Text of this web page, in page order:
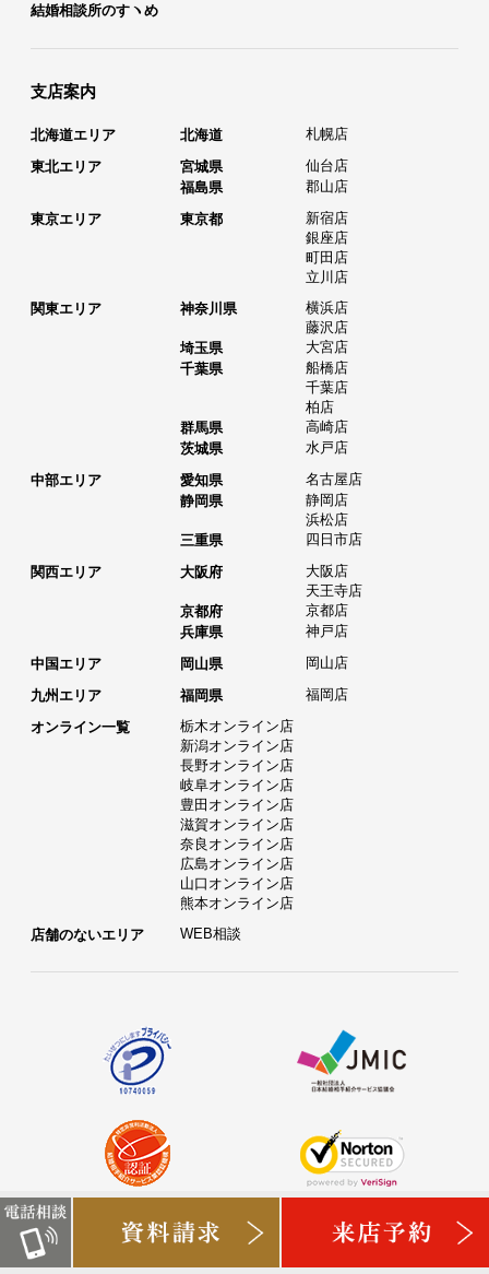
結婚相談所のすヽめ
支店案内
北海道エリア 北海道
札幌店
東北エリア
宮城県
仙台店
福島県
郡山店
東京エリア
東京都
新宿店
銀座店
町田店
立川店
関東エリア
神奈川県
横浜店
藤沢店
埼玉県
大宮店
千葉県
船橋店
千葉店
柏店
群馬県
高崎店
茨城県
水戸店
中部エリア
愛知県
名古屋店
静岡県
静岡店
浜松店
三重県
四日市店
関西エリア
大阪府
大阪店
天王寺店
京都府
京都店
兵庫県
神戸店
中国エリア
岡山県
岡山店
九州エリア
福岡県
福岡店
オンライン一覧
栃木オンライン店
新潟オンライン店
長野オンライン店
岐阜オンライン店
豊田オンライン店
滋賀オンライン店
奈良オンライン店
広島オンライン店
山口オンライン店
熊本オンライン店
店舗のないエリア
WEB相談
タメニー株式会社は、東京証券取引所グロース市場に上場